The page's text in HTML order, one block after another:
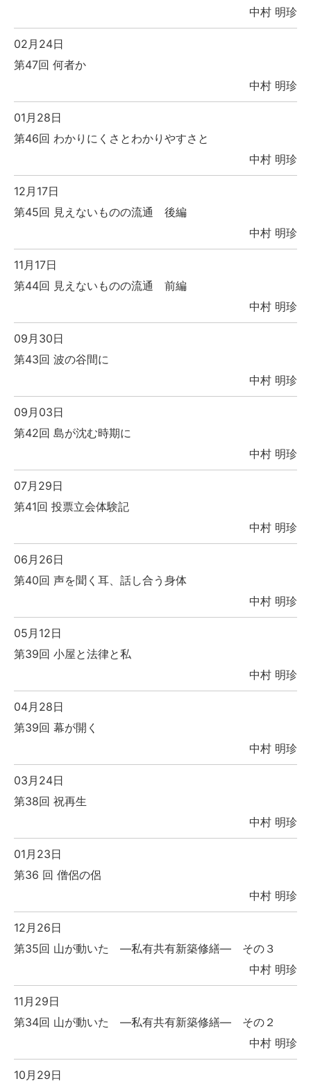
中村 明珍
02月24日
第47回 何者か
中村 明珍
01月28日
第46回 わかりにくさとわかりやすさと
中村 明珍
12月17日
第45回 見えないものの流通 後編
中村 明珍
11月17日
第44回 見えないものの流通 前編
中村 明珍
09月30日
第43回 波の谷間に
中村 明珍
09月03日
第42回 島が沈む時期に
中村 明珍
07月29日
第41回 投票立会体験記
中村 明珍
06月26日
第40回 声を聞く耳、話し合う身体
中村 明珍
05月12日
第39回 小屋と法律と私
中村 明珍
04月28日
第39回 幕が開く
中村 明珍
03月24日
第38回 祝再生
中村 明珍
01月23日
第36 回 僧侶の侶
中村 明珍
12月26日
第35回 山が動いた ―私有共有新築修繕― その３
中村 明珍
11月29日
第34回 山が動いた ―私有共有新築修繕― その２
中村 明珍
10月29日